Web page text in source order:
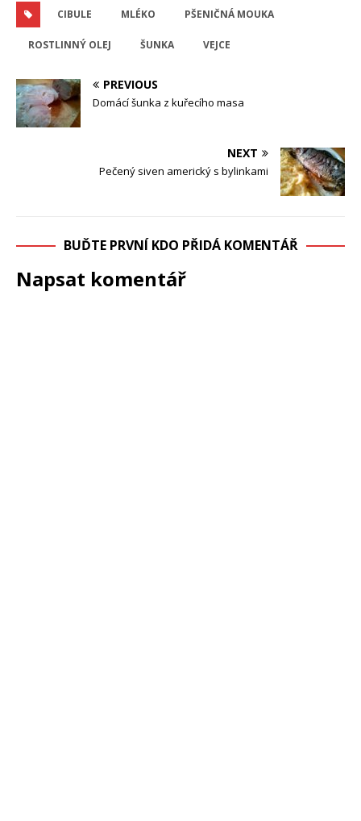
CIBULE MLÉKO PŠENIČNÁ MOUKA
ROSTLINNÝ OLEJ ŠUNKA VEJCE
PREVIOUS
Domácí šunka z kuřecího masa
NEXT
Pečený siven americký s bylinkami
BUĎTE PRVNÍ KDO PŘIDÁ KOMENTÁŘ
Napsat komentář